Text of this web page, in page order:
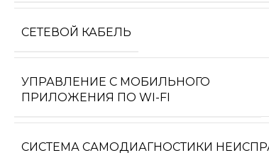
СЕТЕВОЙ КАБЕЛЬ
УПРАВЛЕНИЕ C МОБИЛЬНОГО
ПРИЛОЖЕНИЯ ПО WI-FI
СИСТЕМА САМОДИАГНОСТИКИ